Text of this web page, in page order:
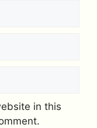
in this